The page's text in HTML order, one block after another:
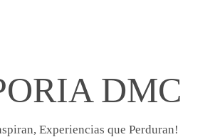
DMC
Experiencias que Perduran!